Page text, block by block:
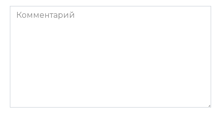
Комментарий